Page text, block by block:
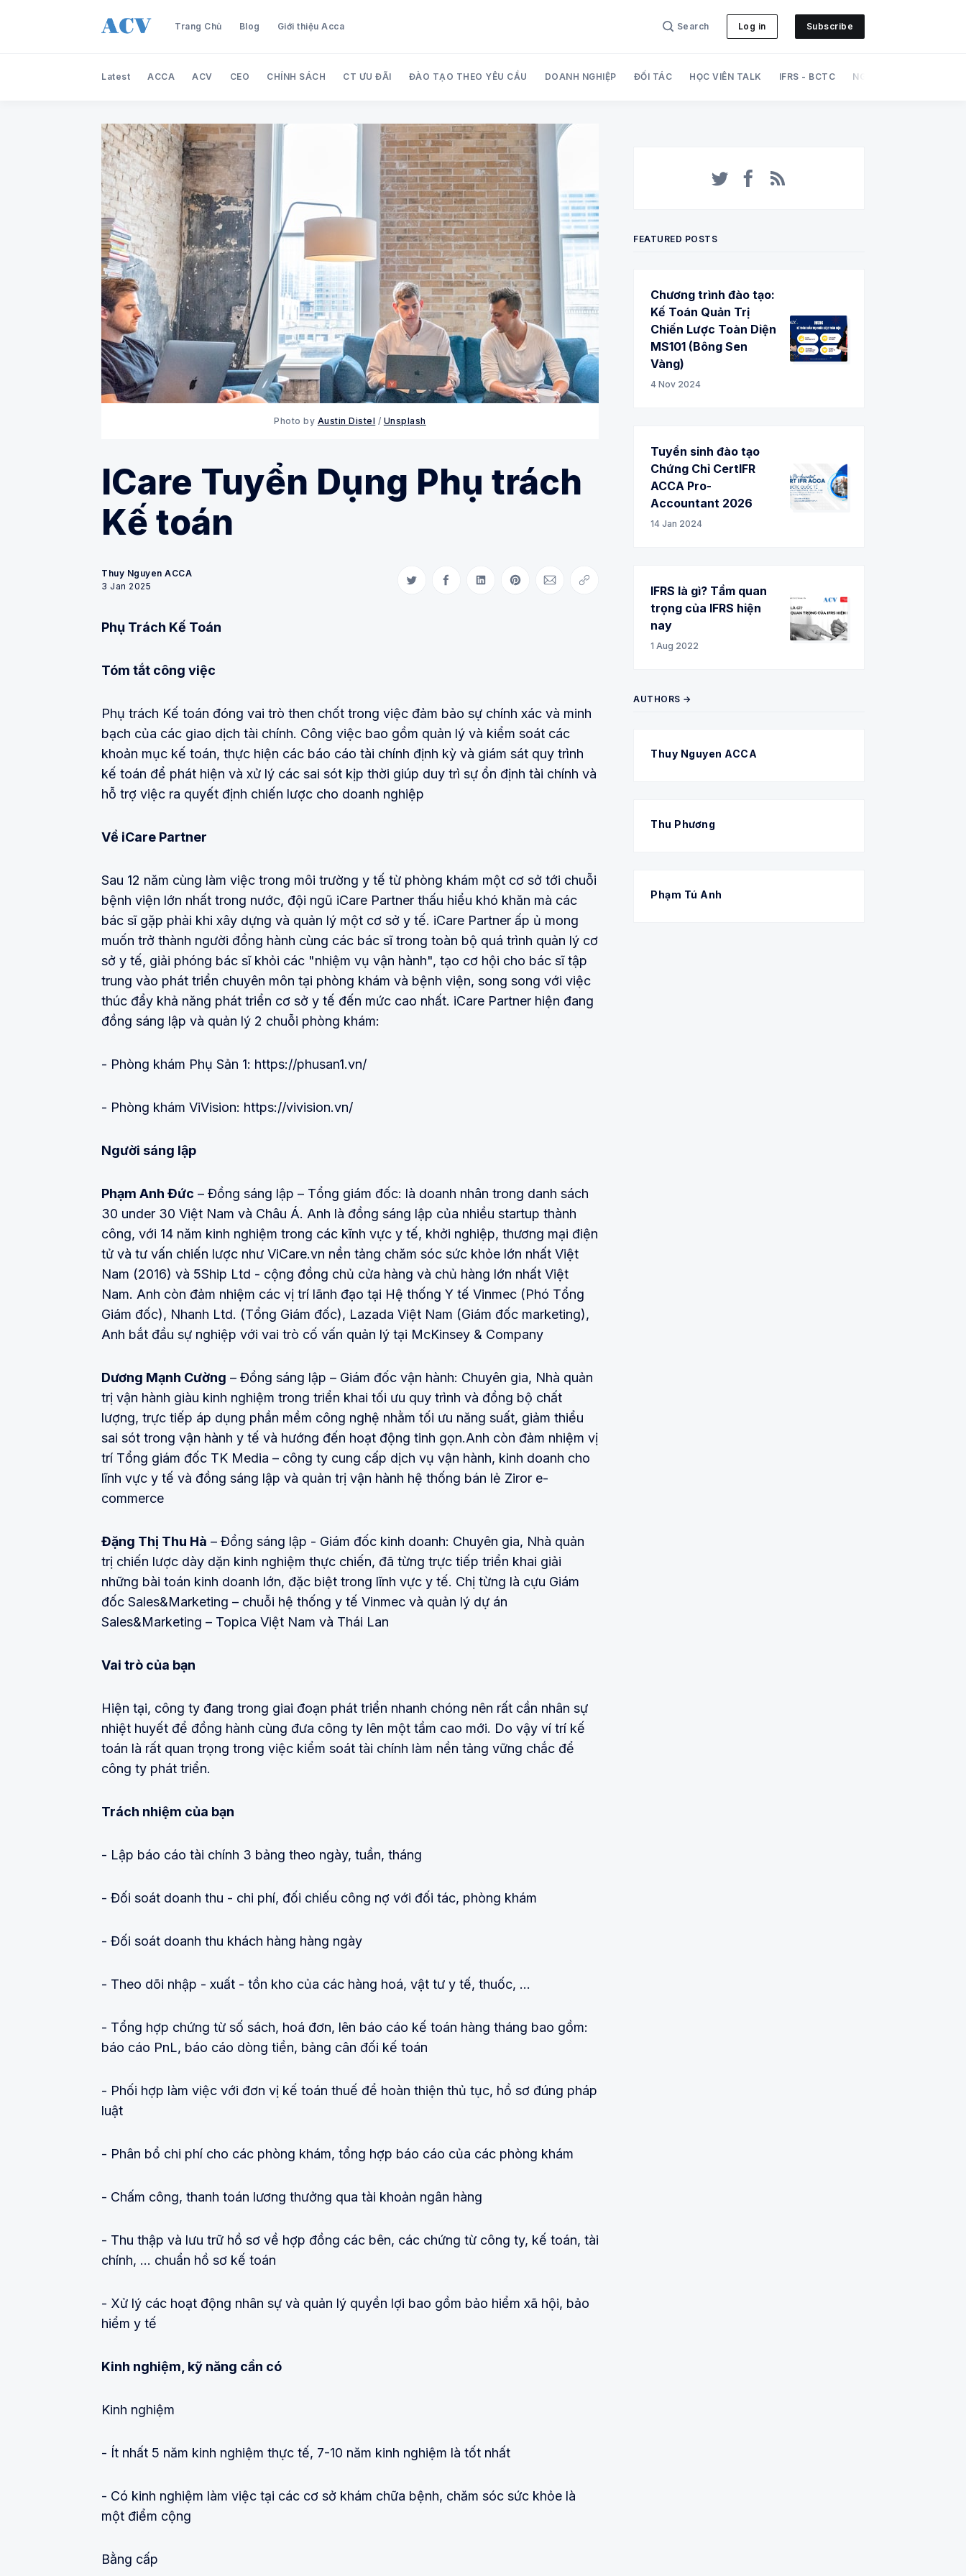
Trang Chủ Blog Giới thiệu Acca Search Log in Subscribe
Search Audit Care Việt Nam
Latest ACCA ACV CEO CHÍNH SÁCH CT ƯU ĐÃI ĐÀO TẠO THEO YÊU CẦU DOANH NGHIỆP ĐỐI TÁC HỌC VIÊN TALK IFRS - BCTC NGHIỆP VỤ
Photo by Austin Distel / Unsplash
ICare Tuyển Dụng Phụ trách
Kế toán
Thuy Nguyen ACCA
3 Jan 2025
Share on Twitter
Share on Facebook
Share on LinkedIn
Share on Pinterest
Share via Email
Copy link
Phụ Trách Kế Toán
Tóm tắt công việc
Phụ trách Kế toán đóng vai trò then chốt trong việc đảm bảo sự chính xác và minh
bạch của các giao dịch tài chính. Công việc bao gồm quản lý và kiểm soát các
khoản mục kế toán, thực hiện các báo cáo tài chính định kỳ và giám sát quy trình
kế toán để phát hiện và xử lý các sai sót kịp thời giúp duy trì sự ổn định tài chính và
hỗ trợ việc ra quyết định chiến lược cho doanh nghiệp
Về iCare Partner
Sau 12 năm cùng làm việc trong môi trường y tế từ phòng khám một cơ sở tới chuỗi
bệnh viện lớn nhất trong nước, đội ngũ iCare Partner thấu hiểu khó khăn mà các
bác sĩ gặp phải khi xây dựng và quản lý một cơ sở y tế. iCare Partner ấp ủ mong
muốn trở thành người đồng hành cùng các bác sĩ trong toàn bộ quá trình quản lý cơ
sở y tế, giải phóng bác sĩ khỏi các "nhiệm vụ vận hành", tạo cơ hội cho bác sĩ tập
trung vào phát triển chuyên môn tại phòng khám và bệnh viện, song song với việc
thúc đẩy khả năng phát triển cơ sở y tế đến mức cao nhất. iCare Partner hiện đang
đồng sáng lập và quản lý 2 chuỗi phòng khám:
- Phòng khám Phụ Sản 1: https://phusan1.vn/
- Phòng khám ViVision: https://vivision.vn/
Người sáng lập
Phạm Anh Đức – Đồng sáng lập – Tổng giám đốc: là doanh nhân trong danh sách
30 under 30 Việt Nam và Châu Á. Anh là đồng sáng lập của nhiều startup thành
công, với 14 năm kinh nghiệm trong các kĩnh vực y tế, khởi nghiệp, thương mại điện
tử và tư vấn chiến lược như ViCare.vn nền tảng chăm sóc sức khỏe lớn nhất Việt
Nam (2016) và 5Ship Ltd - cộng đồng chủ cửa hàng và chủ hàng lớn nhất Việt
Nam. Anh còn đảm nhiệm các vị trí lãnh đạo tại Hệ thống Y tế Vinmec (Phó Tổng
Giám đốc), Nhanh Ltd. (Tổng Giám đốc), Lazada Việt Nam (Giám đốc marketing),
Anh bắt đầu sự nghiệp với vai trò cố vấn quản lý tại McKinsey & Company
Dương Mạnh Cường – Đồng sáng lập – Giám đốc vận hành: Chuyên gia, Nhà quản
trị vận hành giàu kinh nghiệm trong triển khai tối ưu quy trình và đồng bộ chất
lượng, trực tiếp áp dụng phần mềm công nghệ nhằm tối ưu năng suất, giảm thiểu
sai sót trong vận hành y tế và hướng đến hoạt động tinh gọn.Anh còn đảm nhiệm vị
trí Tổng giám đốc TK Media – công ty cung cấp dịch vụ vận hành, kinh doanh cho
lĩnh vực y tế và đồng sáng lập và quản trị vận hành hệ thống bán lẻ Ziror e-
commerce
Đặng Thị Thu Hà – Đồng sáng lập - Giám đốc kinh doanh: Chuyên gia, Nhà quản
trị chiến lược dày dặn kinh nghiệm thực chiến, đã từng trực tiếp triển khai giải
những bài toán kinh doanh lớn, đặc biệt trong lĩnh vực y tế. Chị từng là cựu Giám
đốc Sales&Marketing – chuỗi hệ thống y tế Vinmec và quản lý dự án
Sales&Marketing – Topica Việt Nam và Thái Lan
Vai trò của bạn
Hiện tại, công ty đang trong giai đoạn phát triển nhanh chóng nên rất cần nhân sự
nhiệt huyết để đồng hành cùng đưa công ty lên một tầm cao mới. Do vậy ví trí kế
toán là rất quan trọng trong việc kiểm soát tài chính làm nền tảng vững chắc để
công ty phát triển.
Trách nhiệm của bạn
- Lập báo cáo tài chính 3 bảng theo ngày, tuần, tháng
- Đối soát doanh thu - chi phí, đối chiếu công nợ với đối tác, phòng khám
- Đối soát doanh thu khách hàng hàng ngày
- Theo dõi nhập - xuất - tồn kho của các hàng hoá, vật tư y tế, thuốc, …
- Tổng hợp chứng từ số sách, hoá đơn, lên báo cáo kế toán hàng tháng bao gồm:
báo cáo PnL, báo cáo dòng tiền, bảng cân đối kế toán
- Phối hợp làm việc với đơn vị kế toán thuế để hoàn thiện thủ tục, hồ sơ đúng pháp
luật
- Phân bổ chi phí cho các phòng khám, tổng hợp báo cáo của các phòng khám
- Chấm công, thanh toán lương thưởng qua tài khoản ngân hàng
- Thu thập và lưu trữ hồ sơ về hợp đồng các bên, các chứng từ công ty, kế toán, tài
chính, … chuẩn hồ sơ kế toán
- Xử lý các hoạt động nhân sự và quản lý quyền lợi bao gồm bảo hiểm xã hội, bảo
hiểm y tế
Kinh nghiệm, kỹ năng cần có
Kinh nghiệm
- Ít nhất 5 năm kinh nghiệm thực tế, 7-10 năm kinh nghiệm là tốt nhất
- Có kinh nghiệm làm việc tại các cơ sở khám chữa bệnh, chăm sóc sức khỏe là
một điểm cộng
Bằng cấp
FEATURED POSTS
Chương trình đào tạo:
Kế Toán Quản Trị
Chiến Lược Toàn Diện
MS101 (Bông Sen
Vàng)
4 Nov 2024
Tuyển sinh đào tạo
Chứng Chỉ CertIFR
ACCA Pro-
Accountant 2026
14 Jan 2024
IFRS là gì? Tầm quan
trọng của IFRS hiện
nay
1 Aug 2022
AUTHORS →
Thuy Nguyen ACCA
Thu Phương
Phạm Tú Anh